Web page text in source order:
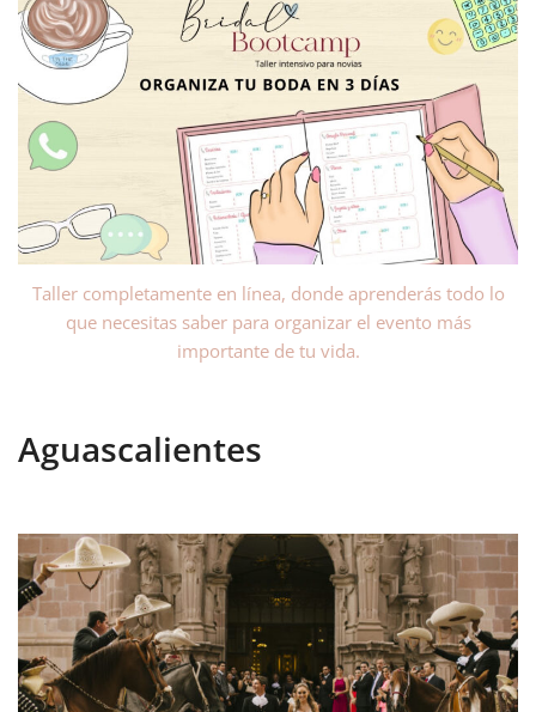
Taller completamente en línea, donde aprenderás todo lo
que necesitas saber para organizar el evento más
importante de tu vida.
Aguascalientes